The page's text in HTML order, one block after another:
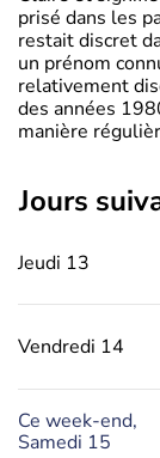
prisé dans les
restait discret
un prénom
relativement
des années
manière
jours
Jeudi 13
Vendredi 14
Ce week-end,
Samedi 15